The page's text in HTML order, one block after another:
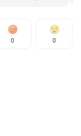
0 0